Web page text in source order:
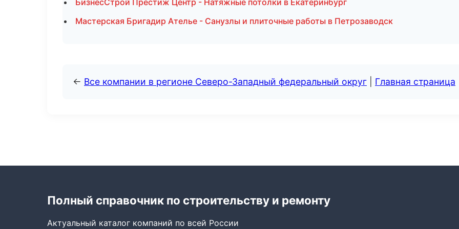
БизнесСтрой Престиж Центр - Натяжные потолки в Екатеринбург
Мастерская Бригадир Ателье - Санузлы и плиточные работы в Петрозаводск
← Все компании в регионе Северо-Западный федеральный округ Главная страница
Полный справочник по строительству и ремонту
Актуальный каталог компаний по всей России